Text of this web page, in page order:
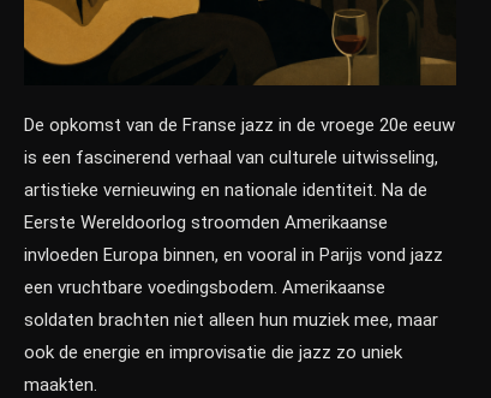
De opkomst van de Franse jazz in de vroege 20e eeuw
is een fascinerend verhaal van culturele uitwisseling,
artistieke vernieuwing en nationale identiteit. Na de
Eerste Wereldoorlog stroomden Amerikaanse
invloeden Europa binnen, en vooral in Parijs vond jazz
een vruchtbare voedingsbodem. Amerikaanse
soldaten brachten niet alleen hun muziek mee, maar
ook de energie en improvisatie die jazz zo uniek
maakten.